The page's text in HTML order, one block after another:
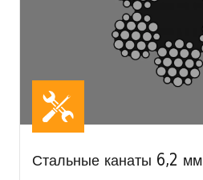
Стальные канаты 6,2 мм